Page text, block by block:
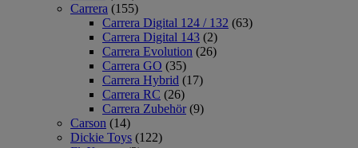
Carrera (155)
Carrera Digital 124 / 132 (63)
Carrera Digital 143 (2)
Carrera Evolution (26)
Carrera GO (35)
Carrera Hybrid (17)
Carrera RC (26)
Carrera Zubehör (9)
Carson (14)
Dickie Toys (122)